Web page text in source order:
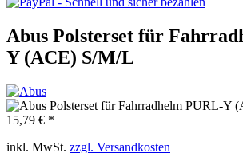
Abus Polsterset für
Y (ACE) S/M/L
15,79 € *
inkl. MwSt. zzgl. Versandkosten